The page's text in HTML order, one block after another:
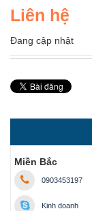
Liên hệ
Đang cập nhật
Miền Bắc
0903453197
Kinh doanh